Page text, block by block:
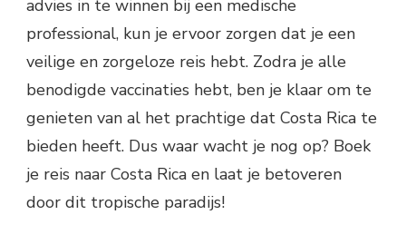
advies in te winnen bij een medische
professional, kun je ervoor zorgen dat je een
veilige en zorgeloze reis hebt. Zodra je alle
benodigde vaccinaties hebt, ben je klaar om te
genieten van al het prachtige dat Costa Rica te
bieden heeft. Dus waar wacht je nog op? Boek
je reis naar Costa Rica en laat je betoveren
door dit tropische paradijs!